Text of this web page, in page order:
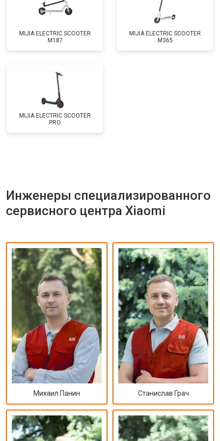
MIJIA ELECTRIC SCOOTER
M187
MIJIA ELECTRIC SCOOTER
M365
MIJIA ELECTRIC SCOOTER
PRO
Инженеры специализированного
сервисного центра Xiaomi
Михаил Панин Станислав Грач